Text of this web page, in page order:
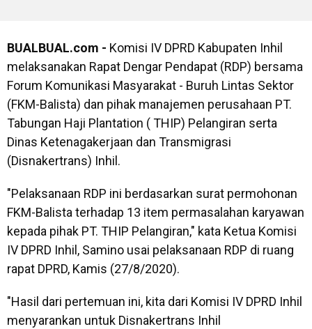
BUALBUAL.com - Komisi IV DPRD Kabupaten Inhil
melaksanakan Rapat Dengar Pendapat (RDP) bersama
Forum Komunikasi Masyarakat - Buruh Lintas Sektor
(FKM-Balista) dan pihak manajemen perusahaan PT.
Tabungan Haji Plantation ( THIP) Pelangiran serta
Dinas Ketenagakerjaan dan Transmigrasi
(Disnakertrans) Inhil.
"Pelaksanaan RDP ini berdasarkan surat permohonan
FKM-Balista terhadap 13 item permasalahan karyawan
kepada pihak PT. THIP Pelangiran," kata Ketua Komisi
IV DPRD Inhil, Samino usai pelaksanaan RDP di ruang
rapat DPRD, Kamis (27/8/2020).
"Hasil dari pertemuan ini, kita dari Komisi IV DPRD Inhil
menyarankan untuk Disnakertrans Inhil